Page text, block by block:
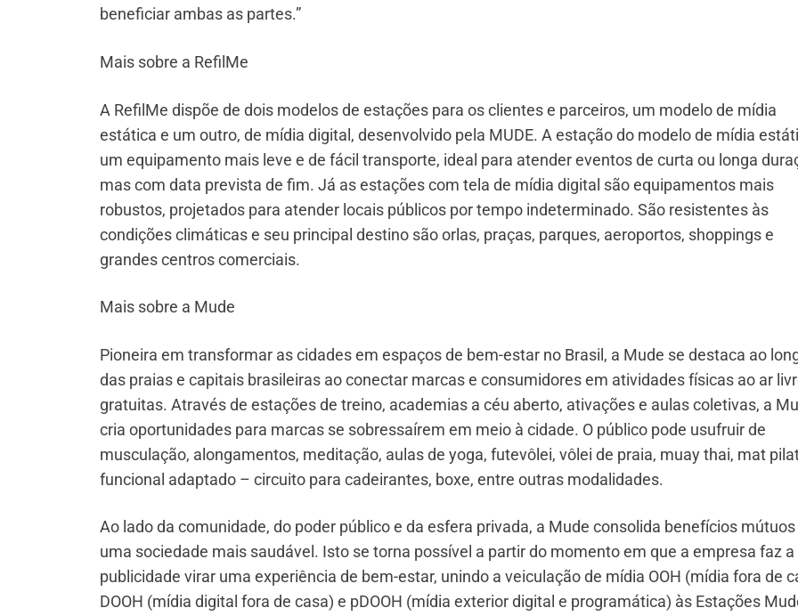
beneficiar ambas as partes.”
Mais sobre a RefilMe
A RefilMe dispõe de dois modelos de estações para os clientes e parceiros, um modelo de mídia
estática e um outro, de mídia digital, desenvolvido pela MUDE. A estação do modelo de mídia
um equipamento mais leve e de fácil transporte, ideal para atender eventos de curta ou longa
mas com data prevista de fim. Já as estações com tela de mídia digital são equipamentos mais
robustos, projetados para atender locais públicos por tempo indeterminado. São resistentes às
condições climáticas e seu principal destino são orlas, praças, parques, aeroportos, shoppings e
grandes centros comerciais.
Mais sobre a Mude
Pioneira em transformar as cidades em espaços de bem-estar no Brasil, a Mude se destaca ao
das praias e capitais brasileiras ao conectar marcas e consumidores em atividades físicas ao ar
gratuitas. Através de estações de treino, academias a céu aberto, ativações e aulas coletivas, a
cria oportunidades para marcas se sobressaírem em meio à cidade. O público pode usufruir de
musculação, alongamentos, meditação, aulas de yoga, futevôlei, vôlei de praia, muay thai, mat
funcional adaptado – circuito para cadeirantes, boxe, entre outras modalidades.
Ao lado da comunidade, do poder público e da esfera privada, a Mude consolida benefícios mútuos
uma sociedade mais saudável. Isto se torna possível a partir do momento em que a empresa faz a
publicidade virar uma experiência de bem-estar, unindo a veiculação de mídia OOH (mídia fora de
DOOH (mídia digital fora de casa) e pDOOH (mídia exterior digital e programática) às Estações